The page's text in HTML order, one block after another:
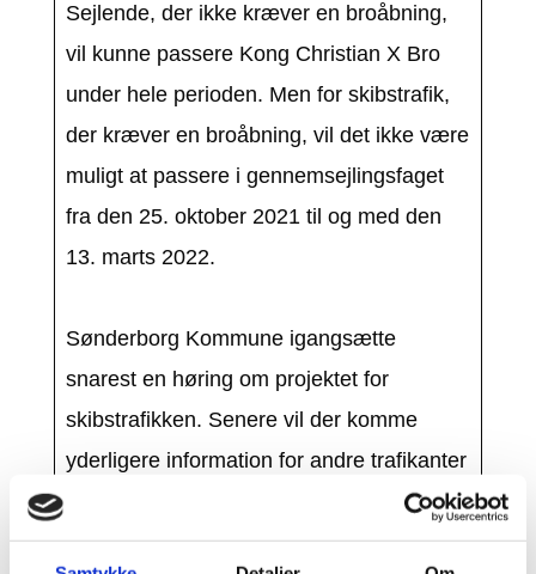
Sejlende, der ikke kræver en broåbning,
vil kunne passere Kong Christian X Bro
under hele perioden. Men for skibstrafik,
der kræver en broåbning, vil det ikke være
muligt at passere i gennemsejlingsfaget
fra den 25. oktober 2021 til og med den
13. marts 2022.
Sønderborg Kommune igangsætte
snarest en høring om projektet for
skibstrafikken. Senere vil der komme
yderligere information for andre trafikanter